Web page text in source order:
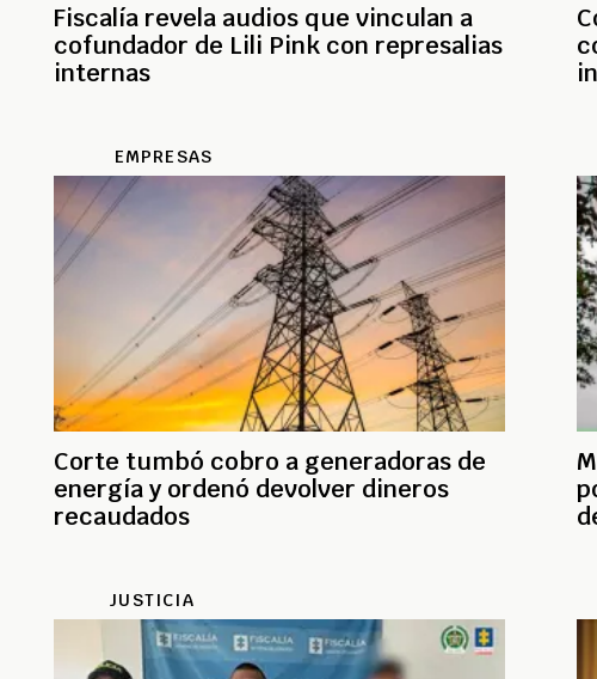
Fiscalía revela audios que vinculan a
cofundador de Lili Pink con represalias
internas
EMPRESAS
Corte tumbó cobro a generadoras de
energía y ordenó devolver dineros
recaudados
JUSTICIA